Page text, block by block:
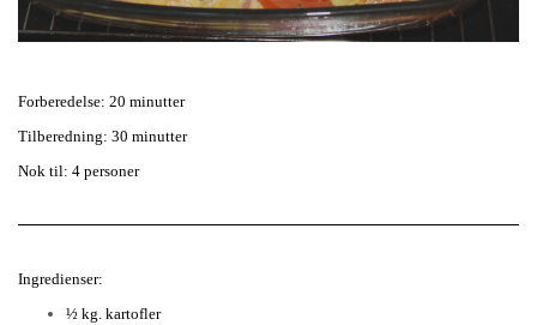
Forberedelse: 20 minutter
Tilberedning: 30 minutter
Nok til: 4 personer
Ingredienser:
½ kg. kartofler